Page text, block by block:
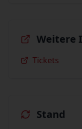
Weitere
Tickets
Stand